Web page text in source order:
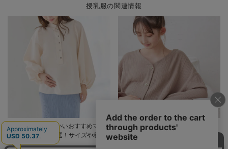
授乳服の関連情報
おしゃれでかわいいおすすめマタ
ニティウェア27選！サイズや着る
時期も詳しく解説
おしゃれでかわいい!マタニティパ
ジャマおすすめ9選｜選び方もあわ